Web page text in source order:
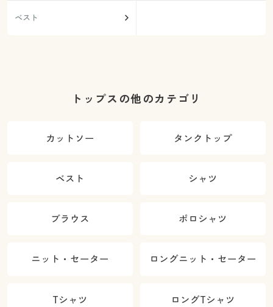
ベスト
トップスの他のカテゴリ
カットソー タンクトップ
ベスト シャツ
ブラウス ポロシャツ
ニット・セーター ロングニット・セーター
Tシャツ ロングTシャツ